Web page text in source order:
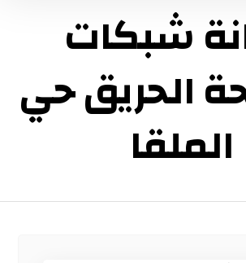
شبكات
الحريق حي
الملقا